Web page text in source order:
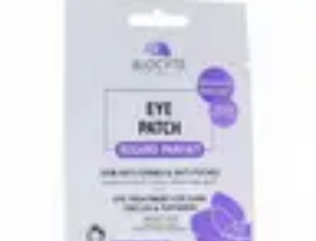
IngrédientsRoutine de soins